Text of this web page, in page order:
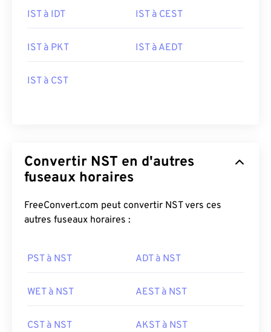
IST à IDT IST à CEST
IST à PKT IST à AEDT
IST à CST
Convertir NST en d'autres
fuseaux horaires
FreeConvert.com peut convertir NST vers ces
autres fuseaux horaires :
PST à NST ADT à NST
WET à NST AEST à NST
CST à NST AKST à NST